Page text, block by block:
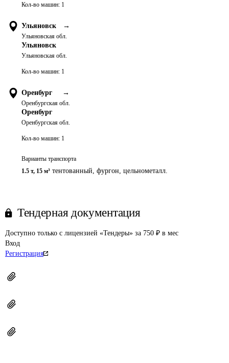
Кол-во машин: 1
Ульяновск →
Ульяновская обл.
Ульяновск
Ульяновская обл.
Кол-во машин: 1
Оренбург →
Оренбургская обл.
Оренбург
Оренбургская обл.
Кол-во машин: 1
Варианты транспорта
1.5 т, 15 м³ тентованный, фургон, цельнометалл.
Тендерная документация
Доступно только с лицензией «Тендеры» за 750 ₽ в мес
Вход
Регистрация